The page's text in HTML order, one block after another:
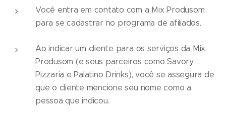
Você entra em contato com a Mix Produsom
para se cadastrar no programa de afiliados.
Ao indicar um cliente para os serviços da Mix
Produsom (e seus parceiros como Savory
Pizzaria e Palatino Drinks), você se assegura de
que o cliente mencione seu nome como a
pessoa que indicou.